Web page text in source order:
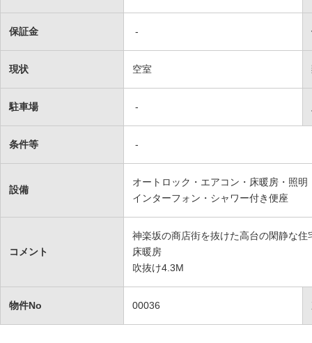
保証金 -
現状 空室
駐車場 -
条件等 -
設備
オートロック・エアコン・床暖房・照
インターフォン・シャワー付き便座
コメント
神楽坂の商店街を抜けた高台の閑静な住
床暖房
吹抜け4.3M
物件No 00036